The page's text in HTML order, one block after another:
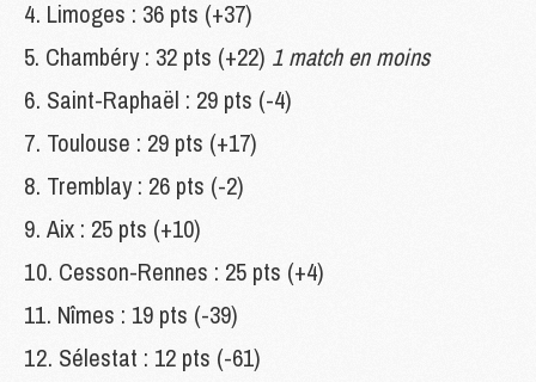
Limoges : 36 pts (+37)
Chambéry : 32 pts (+22) 1 match en moins
Saint-Raphaël : 29 pts (-4)
Toulouse : 29 pts (+17)
Tremblay : 26 pts (-2)
Aix : 25 pts (+10)
Cesson-Rennes : 25 pts (+4)
Nîmes : 19 pts (-39)
Sélestat : 12 pts (-61)